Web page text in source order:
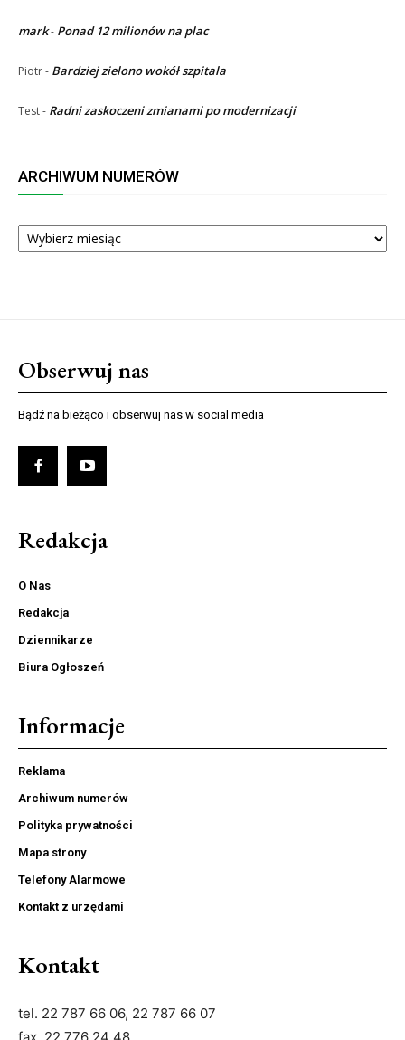
mark- Ponad 12 milionów na plac
Piotr- Bardziej zielono wokół szpitala
Test- Radni zaskoczeni zmianami po modernizacji
ARCHIWUM NUMERÓW
ARCHIWUM
NUMERÓW
Obserwuj nas
Bądź na bieżąco i obserwuj nas w social media
Redakcja
O Nas
Redakcja
Dziennikarze
Biura Ogłoszeń
Informacje
Reklama
Archiwum numerów
Polityka prywatności
Mapa strony
Telefony Alarmowe
Kontakt z urzędami
Kontakt
tel. 22 787 66 06, 22 787 66 07